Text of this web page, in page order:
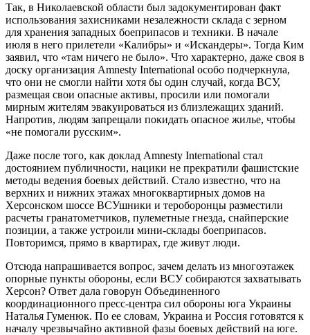
Так, в Николаевской области был задокументирован факт
использования захисниками незалежности склада с зерном
для хранения западных боеприпасов и техники. В начале
июля в него прилетели «Калибры» и «Искандеры». Тогда Ким
заявил, что «там ничего не было». Что характерно, даже своя в
доску организация Amnesty International особо подчеркнула,
что они не смогли найти хотя бы один случай, когда ВСУ,
размещая свои опасные активы, просили или помогали
мирным жителям эвакуироваться из близлежащих зданий.
Напротив, людям запрещали покидать опасное жилье, чтобы
«не помогали русским».
Даже после того, как доклад Amnesty International стал
достоянием публичности, нацики не прекратили фашистские
методы ведения боевых действий. Стало известно, что на
верхних и нижних этажах многоквартирных домов на
Херсонском шоссе ВСУшники и тероборонцы разместили
расчеты гранатометчиков, пулеметные гнезда, снайперские
позиции, а также устроили мини-склады боеприпасов.
Повторимся, прямо в квартирах, где живут люди.
Отсюда напрашивается вопрос, зачем делать из многоэтажек
опорные пункты обороны, если ВСУ собираются захватывать
Херсон? Ответ дала говорун Объединенного
координационного пресс-центра сил обороны юга Украины
Наталья Гуменюк. По ее словам, Украина и Россия готовятся к
началу чрезвычайно активной фазы боевых действий на юге.